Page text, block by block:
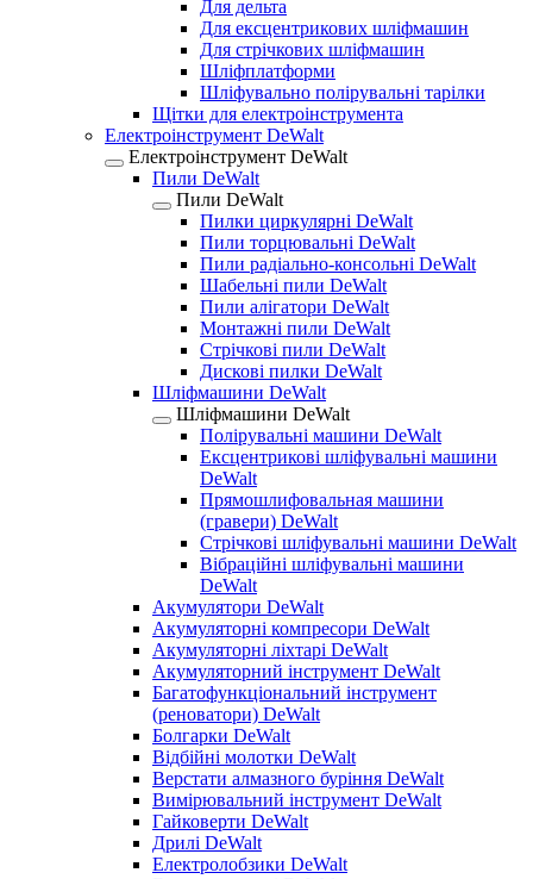
Для дельта
Для ексцентрикових шліфмашин
Для стрічкових шліфмашин
Шліфплатформи
Шліфувально полірувальні тарілки
Щітки для електроінструмента
Електроінструмент DeWalt
Електроінструмент DeWalt
Пили DeWalt
Пили DeWalt
Пилки циркулярні DeWalt
Пили торцювальні DeWalt
Пили радіально-консольні DeWalt
Шабельні пили DeWalt
Пили алігатори DeWalt
Монтажні пили DeWalt
Стрічкові пили DeWalt
Дискові пилки DeWalt
Шліфмашини DeWalt
Шліфмашини DeWalt
Полірувальні машини DeWalt
Ексцентрикові шліфувальні машини
DeWalt
Прямошлифовальная машини
(гравери) DeWalt
Стрічкові шліфувальні машини DeWalt
Вібраційні шліфувальні машини
DeWalt
Акумулятори DeWalt
Акумуляторні компресори DeWalt
Акумуляторні ліхтарі DeWalt
Акумуляторний інструмент DeWalt
Багатофункціональний інструмент
(реноватори) DeWalt
Болгарки DeWalt
Відбійні молотки DeWalt
Верстати алмазного буріння DeWalt
Вимірювальний інструмент DeWalt
Гайковерти DeWalt
Дрилі DeWalt
Електролобзики DeWalt